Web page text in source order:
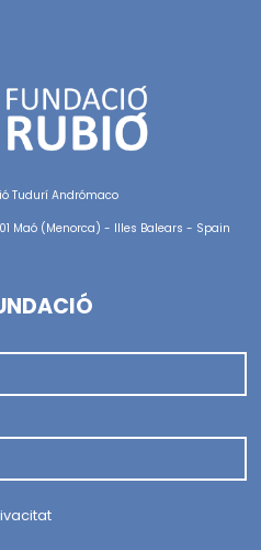
Tudurí Andrómaco
Maó (Menorca) - Illes Balears - Spain